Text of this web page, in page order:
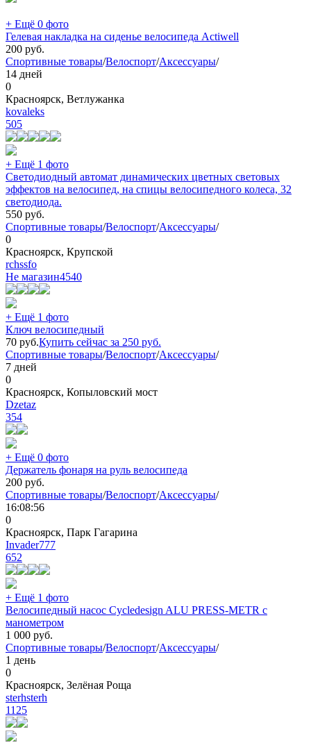
+ Ещё 0 фото
Гелевая накладка на сиденье велосипеда Actiwell
200 руб.
Спортивные товары/Велоспорт/Аксессуары/
14 дней
0
Красноярск, Ветлужанка
kovaleks
505
+ Ещё 1 фото
Светодиодный автомат динамических цветных световых
эффектов на велосипед, на спицы велосипедного колеса, 32
светодиода.
550 руб.
Спортивные товары/Велоспорт/Аксессуары/
0
Красноярск, Крупской
rchssfo
Не магазин4540
+ Ещё 1 фото
Ключ велосипедный
70 руб.Купить сейчас за 250 руб.
Спортивные товары/Велоспорт/Аксессуары/
7 дней
0
Красноярск, Копыловский мост
Dzetaz
354
+ Ещё 0 фото
Держатель фонаря на руль велосипеда
200 руб.
Спортивные товары/Велоспорт/Аксессуары/
16:08:56
0
Красноярск, Парк Гагарина
Invader777
652
+ Ещё 1 фото
Велосипедный насос Cycledesign ALU PRESS-METR с
манометром
1 000 руб.
Спортивные товары/Велоспорт/Аксессуары/
1 день
0
Красноярск, Зелёная Роща
sterhsterh
1125